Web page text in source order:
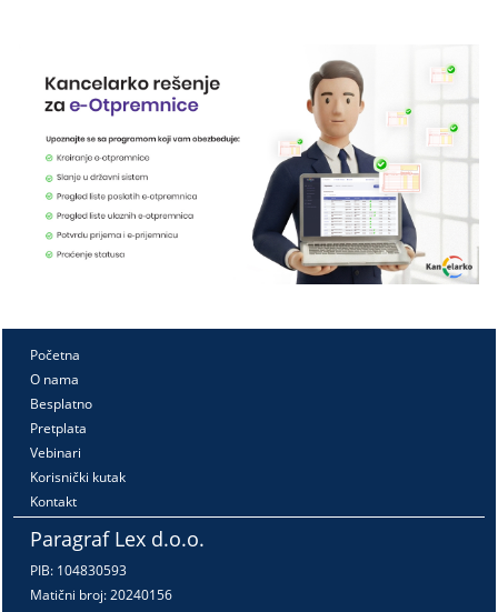
Početna
O nama
Besplatno
Pretplata
Vebinari
Korisnički kutak
Kontakt
Paragraf Lex d.o.o.
PIB: 104830593
Matični broj: 20240156